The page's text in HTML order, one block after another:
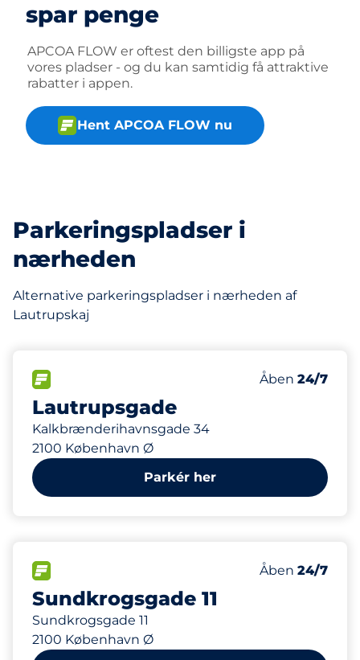
spar penge
APCOA FLOW er oftest den billigste app på
vores pladser - og du kan samtidig få attraktive
rabatter i appen.
Hent APCOA FLOW nu
Parkeringspladser i
nærheden
Alternative parkeringspladser i nærheden af
Lautrupskaj
Lautrupsgade
Kalkbrænderihavnsgade 34
2100 København Ø
Antal
Antal pladser
265
Lørdag
Åben 24/7
Parkér her
Sundkrogsgade 11
Sundkrogsgade 11
2100 København Ø
Antal
Antal pladser
187
Lørdag
Åben 24/7